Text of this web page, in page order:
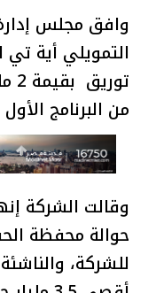
وافق مجلس
التمويلي أية
من البرنامج
وقالت الشركة
حوالة محفظة
للشركة،